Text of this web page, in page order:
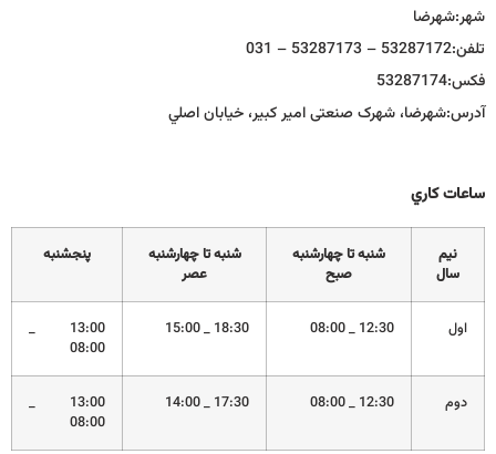
شهر:شهرضا
تلفن:53287172 – 53287173 – 031
فكس:53287174
آدرس:شهرضا، شهرک صنعتی امير كبير، خيابان اصلي
ساعات كاري
نيم
سال
شنبه تا چهارشنبه
صبح
شنبه تا چهارشنبه
عصر
پنجشنبه
اول 12:30 _ 08:00
18:30 _ 15:00
13:00 _
08:00
دوم 12:30 _ 08:00
17:30 _ 14:00
13:00 _
08:00